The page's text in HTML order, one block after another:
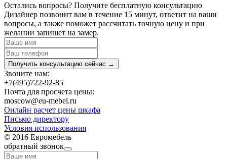
Остались вопросы? Получите бесплатную консультацию
Дизайнер позвонит вам в течение 15 минут, ответит на ваши
вопросы, а также поможет рассчитать точную цену и при
желании запишет на замер.
Получить консультацию сейчас →
Звоните нам:
+7(495)722-92-85
Почта для просчета цены:
moscow@eu-mebel.ru
Онлайн расчет цены шкафа
Письмо директору
Условия использования
© 2016 Евромебель
обратный звонок